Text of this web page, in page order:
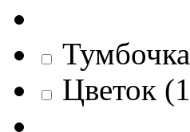
Тумбочка
Цветок (1